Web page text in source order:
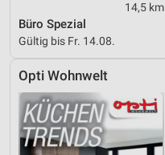
14,5 km
Büro Spezial
Gültig bis Fr. 14.08.
Opti Wohnwelt